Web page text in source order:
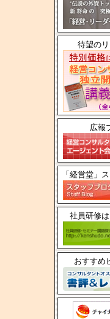
待望のリ
広報
「経営堂」
社員研修は
おすすめ